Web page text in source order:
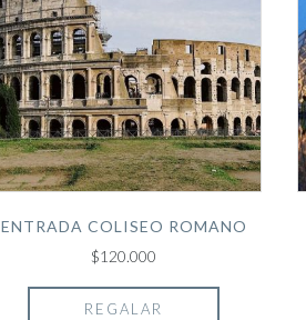
ENTRADA COLISEO ROMANO
$120.000
REGALAR